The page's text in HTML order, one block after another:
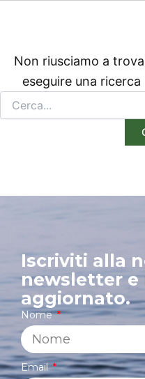
Non riusciamo a
eseguire una
Iscriviti alla
newsletter e
aggiornato.
Nome
Email